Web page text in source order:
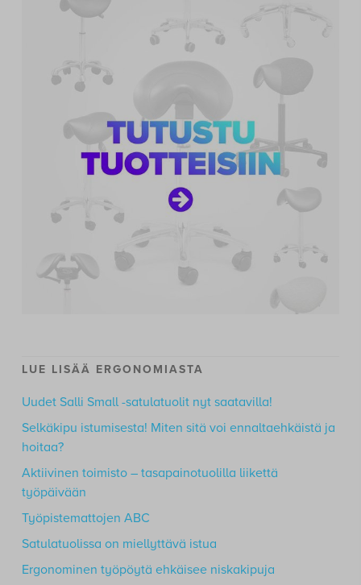
LUE LISÄÄ ERGONOMIASTA
Uudet Salli Small -satulatuolit nyt saatavilla!
Selkäkipu istumisesta! Miten sitä voi ennaltaehkäistä ja
hoitaa?
Aktiivinen toimisto – tasapainotuolilla liikettä
työpäivään
Työpistemattojen ABC
Satulatuolissa on miellyttävä istua
Ergonominen työpöytä ehkäisee niskakipuja